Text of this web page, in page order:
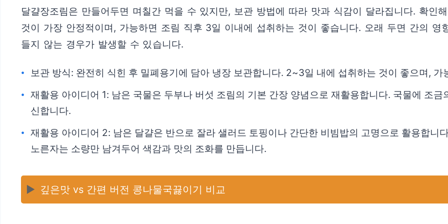
달걀장조림은 만들어두면 며칠간 먹을 수 있지만, 보관 방법에 따라 맛과 식감이 달라집니다. 확인
것이 가장 안정적이며, 가능하면 조림 직후 3일 이내에 섭취하는 것이 좋습니다. 오래 두면 간의 영
들지 않는 경우가 발생할 수 있습니다.
보관 방식: 완전히 식힌 후 밀폐용기에 담아 냉장 보관합니다. 2~3일 내에 섭취하는 것이 좋으며,
재활용 아이디어 1: 남은 국물은 두부나 버섯 조림의 기본 간장 양념으로 재활용합니다. 국물에 조
신합니다.
재활용 아이디어 2: 남은 달걀은 반으로 잘라 샐러드 토핑이나 간단한 비빔밥의 고명으로 활용합니
노른자는 소량만 남겨두어 색감과 맛의 조화를 만듭니다.
▶️ 깊은맛 vs 간편 버전 콩나물국끓이기 비교